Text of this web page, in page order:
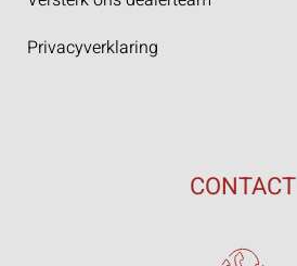
Privacyverklaring
CONTACT